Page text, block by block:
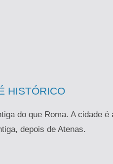
HISTÓRICO
do que Roma. A cidade é
depois de Atenas.